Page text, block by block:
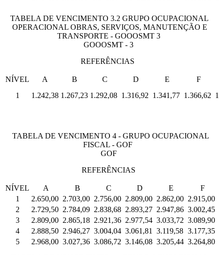
TABELA DE VENCIMENTO 3.2 GRUPO OCUPACIONAL
OPERACIONAL OBRAS, SERVIÇOS, MANUTENÇÃO E
TRANSPORTE - GOOOSMT 3
GOOOSMT - 3
REFERÊNCIAS
NÍVEL A B C D E
F
1
1.242,38 1.267,23 1.292,08 1.316,92 1.341,77 1.366,62
TABELA DE VENCIMENTO 4 - GRUPO OCUPACIONAL
FISCAL - GOF
GOF
REFERÊNCIAS
NÍVEL A B C D E
F
1
2.650,00 2.703,00 2.756,00 2.809,00 2.862,00 2.915,00
2
2.729,50 2.784,09 2.838,68 2.893,27 2.947,86 3.002,45
3
2.809,00 2.865,18 2.921,36 2.977,54 3.033,72 3.089,90
4
2.888,50 2.946,27 3.004,04 3.061,81 3.119,58 3.177,35
5
2.968,00 3.027,36 3.086,72 3.146,08 3.205,44 3.264,80